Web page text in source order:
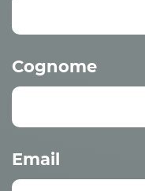
Cognome
Email